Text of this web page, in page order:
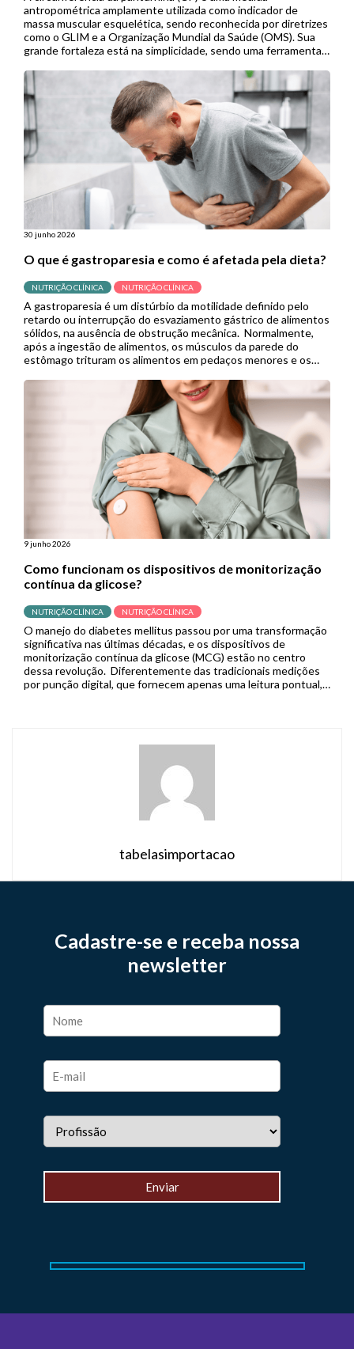
antropométrica amplamente utilizada como indicador de
massa muscular esquelética, sendo reconhecida por diretrizes
como o GLIM e a Organização Mundial da Saúde (OMS). Sua
grande fortaleza está na simplicidade, sendo uma ferramenta
útil em contextos de menor […]
30 junho 2026
O que é gastroparesia e como é afetada pela dieta?
NUTRIÇÃO CLÍNICA NUTRIÇÃO CLÍNICA
A gastroparesia é um distúrbio da motilidade definido pelo
retardo ou interrupção do esvaziamento gástrico de alimentos
sólidos, na ausência de obstrução mecânica. Normalmente,
após a ingestão de alimentos, os músculos da parede do
estômago trituram os alimentos em pedaços menores e os
Porém, quando se […]
9 junho 2026
Como funcionam os dispositivos de monitorização
contínua da glicose?
NUTRIÇÃO CLÍNICA NUTRIÇÃO CLÍNICA
O manejo do diabetes mellitus passou por uma transformação
significativa nas últimas décadas, e os dispositivos de
monitorização contínua da glicose (MCG) estão no centro
dessa revolução. Diferentemente das tradicionais medições
por punção digital, que fornecem apenas uma leitura pontual,
tabelasimportacao
Cadastre-se e receba nossa
newsletter